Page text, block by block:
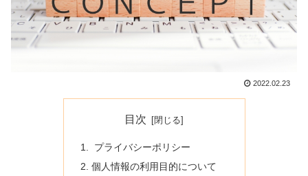
2022.02.23
目次
プライバシーポリシー
個人情報の利用目的について